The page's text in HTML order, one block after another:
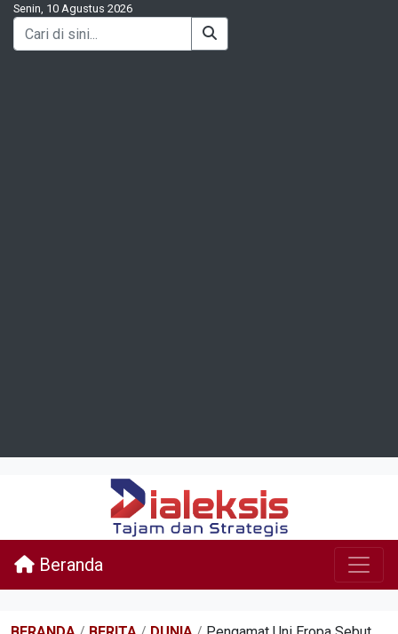
Senin, 10 Agustus 2026
Beranda